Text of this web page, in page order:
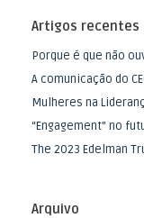
Artigos recentes
Porque é que não
A comunicação do
Mulheres na
“Engagement” no
The 2023 Edelman
Arquivo